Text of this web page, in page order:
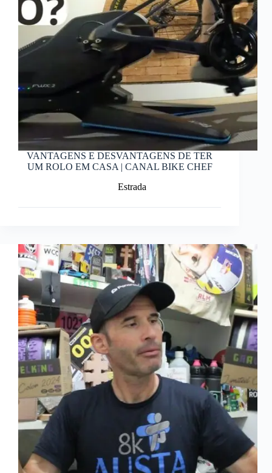
VANTAGENS E DESVANTAGENS DE TER
UM ROLO EM CASA | CANAL BIKE CHEF
Estrada